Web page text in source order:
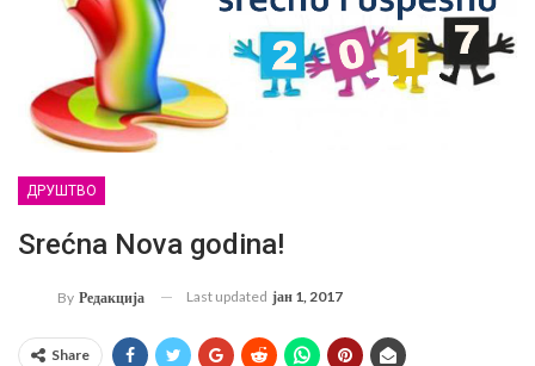
ДРУШТВО
Srećna Nova godina!
By Редакција Last updated јан 1, 2017
Share